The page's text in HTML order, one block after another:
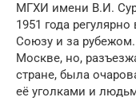
МГХИ имени В.И.
1951 года
Союзу и за
Москве, но,
стране, была
её уголками и